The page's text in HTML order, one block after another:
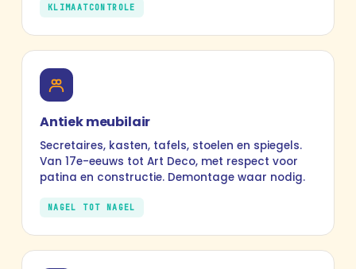
KLIMAATCONTROLE
Antiek meubilair
Secretaires, kasten, tafels, stoelen en spiegels.
Van 17e-eeuws tot Art Deco, met respect voor
patina en constructie. Demontage waar nodig.
NAGEL TOT NAGEL